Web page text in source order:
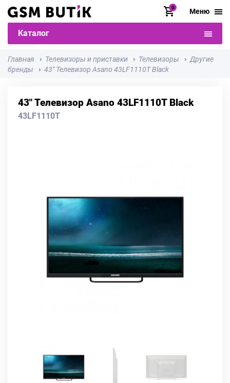
0 Меню
Каталог
Главная Телевизоры и приставки Телевизоры
Другие
бренды
43" Телевизор Asano 43LF1110T Black
43" Телевизор Asano 43LF1110T Black
43LF1110T